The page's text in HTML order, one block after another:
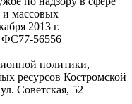
массовых
2013 г.
ФC77-56556
политики,
ресурсов Костромской
Советская, 52